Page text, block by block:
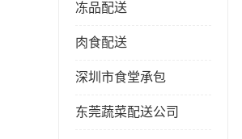
冻品配送
肉食配送
深圳市食堂承包
东莞蔬菜配送公司